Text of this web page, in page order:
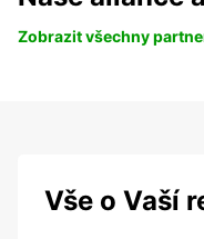
Zobrazit všechny
Vše o Vaší